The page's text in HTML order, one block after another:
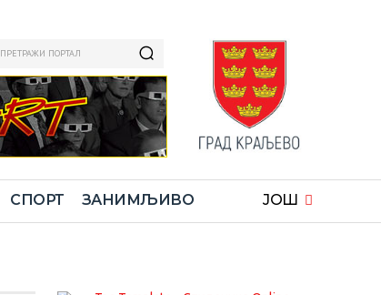
ПРЕТРАЖИ ПОРТАЛ
СПОРТ ЗАНИМЉИВО ЈОШ